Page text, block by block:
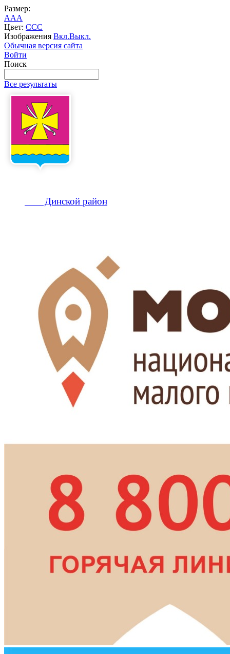
Размер:
AAA
Цвет: CCC
Изображения Вкл.Выкл.
Обычная версия сайта
Войти
Поиск
Все результаты
Динской район